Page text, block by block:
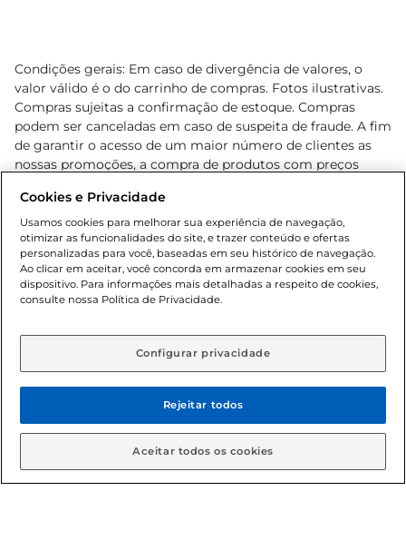
Condições gerais: Em caso de divergência de valores, o
valor válido é o do carrinho de compras. Fotos ilustrativas.
Compras sujeitas a confirmação de estoque. Compras
podem ser canceladas em caso de suspeita de fraude. A fim
de garantir o acesso de um maior número de clientes as
nossas promoções, a compra de produtos com preços
cliente. Os preços, ofertas e condições são exclusivos para
o e-commerce e válidos durante o dia de hoje, podendo
sofrer alterações sem prévia notificação. Proibida a venda
de bebidas alcoólicas para menores de 18 anos, conforme
Lei n.º 8069/90, art. 81, inciso II (Estatuto da Criança e do
Adolescente). Preços e condições exclusivos para o
aviso prévio. O valor mínimo para as compras on-line é de
© 2026 Copyright. Todos os direitos
reservados Gbarbosa.
Cookies e Privacidade
Usamos cookies para melhorar sua experiência de navegação,
otimizar as funcionalidades do site, e trazer conteúdo e ofertas
personalizadas para você, baseadas em seu histórico de navegação.
Ao clicar em aceitar, você concorda em armazenar cookies em seu
dispositivo. Para informações mais detalhadas a respeito de cookies,
consulte nossa Política de Privacidade.
Configurar privacidade
Rejeitar todos
Aceitar todos os cookies